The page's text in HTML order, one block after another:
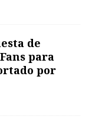
de
para
por